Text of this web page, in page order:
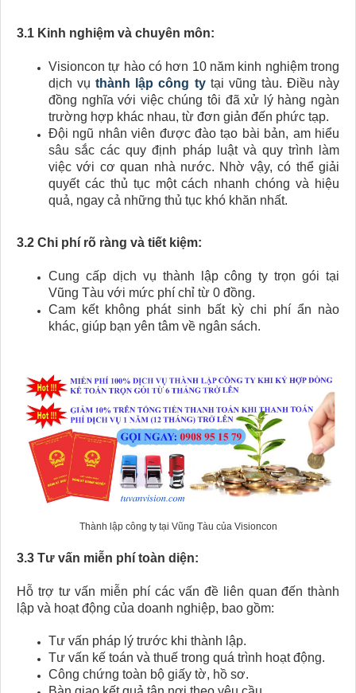
3.1 Kinh nghiệm và chuyên môn:
Visioncon tự hào có hơn 10 năm kinh nghiệm trong
dịch vụthành lập công tytại vũng tàu. Điều này
đồng nghĩa với việc chúng tôi đã xử lý hàng ngàn
trường hợp khác nhau, từ đơn giản đến phức tạp.
Đội ngũ nhân viên được đào tạo bài bản, am hiểu
sâu sắc các quy định pháp luật và quy trình làm
việc với cơ quan nhà nước. Nhờ vậy, có thể giải
quyết các thủ tục một cách nhanh chóng và hiệu
quả, ngay cả những thủ tục khó khăn nhất.
3.2 Chi phí rõ ràng và tiết kiệm:
Cung cấp dịch vụ thành lập công ty trọn gói tại
Vũng Tàu với mức phí chỉ từ 0 đồng.
Cam kết không phát sinh bất kỳ chi phí ẩn nào
khác, giúp bạn yên tâm về ngân sách.
Thành lập công ty tại Vũng Tàu của Visioncon
3.3 Tư vấn miễn phí toàn diện:
Hỗ trợ tư vấn miễn phí các vấn đề liên quan đến thành
lập và hoạt động của doanh nghiệp, bao gồm:
Tư vấn pháp lý trước khi thành lập.
Tư vấn kế toán và thuế trong quá trình hoạt động.
Công chứng toàn bộ giấy tờ, hồ sơ.